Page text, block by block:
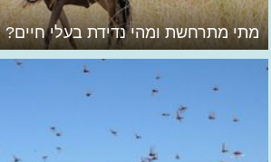
מתי מתרחשת ומהי נדידת בעלי חיים?